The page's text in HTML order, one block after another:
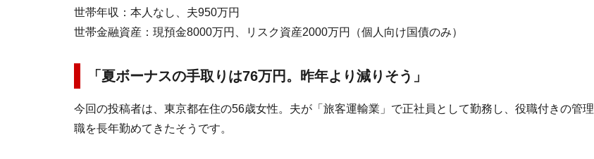
世帯年収：本人なし、夫950万円
世帯金融資産：現預金8000万円、リスク資産2000万円（個人向け国債のみ）
「夏ボーナスの手取りは76万円。昨年より減りそう」
今回の投稿者は、東京都在住の56歳女性。夫が「旅客運輸業」で正社員として勤務し、役職付きの管理
職を長年勤めてきたそうです。